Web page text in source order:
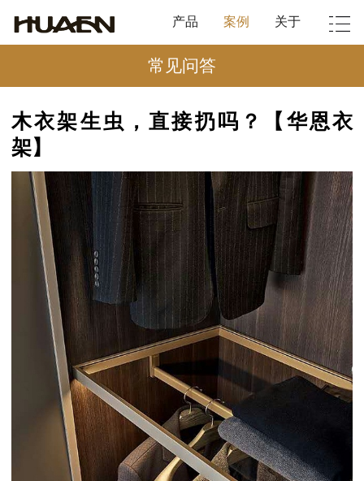
产品 案例 关于
常见问答
木衣架生虫，直接扔吗？【华恩衣
架】